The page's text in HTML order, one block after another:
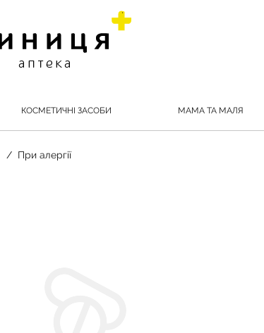
КОСМЕТИЧНІ ЗАСОБИ МАМА ТА МАЛЯ
При алергії